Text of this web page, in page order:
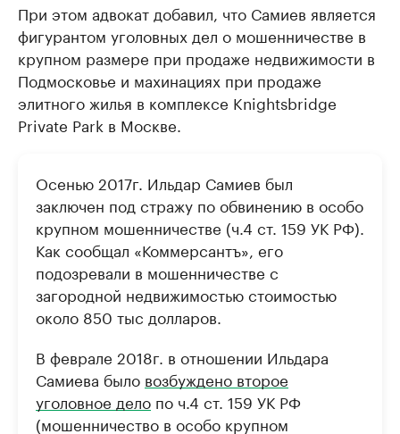
При этом адвокат добавил, что Самиев является
фигурантом уголовных дел о мошенничестве в
крупном размере при продаже недвижимости в
Подмосковье и махинациях при продаже
элитного жилья в комплексе Knightsbridge
Private Park в Москве.
Осенью 2017г. Ильдар Самиев был
заключен под стражу по обвинению в особо
крупном мошенничестве (ч.4 ст. 159 УК РФ).
Как сообщал «Коммерсантъ», его
подозревали в мошенничестве с
загородной недвижимостью стоимостью
около 850 тыс долларов.
В феврале 2018г. в отношении Ильдара
Самиева было возбуждено второе
уголовное дело по ч.4 ст. 159 УК РФ
(мошенничество в особо крупном